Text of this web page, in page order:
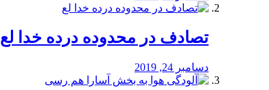
تصادف در محدوده درده خدا لع
دسامبر 24, 2019